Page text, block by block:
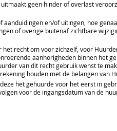
geen hinder of overlast
en/of uitingen, hoe
of overige buitenaf zichtbare
recht om voor zichzelf, voor
aanhorigheden binnen het
van dit recht gebruik wenst te
houden met de belangen van
het gehuurde voor het eerst in
voor de ingangsdatum van de